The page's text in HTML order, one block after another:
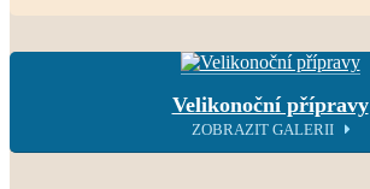
Velikonoční přípravy
ZOBRAZIT GALERII